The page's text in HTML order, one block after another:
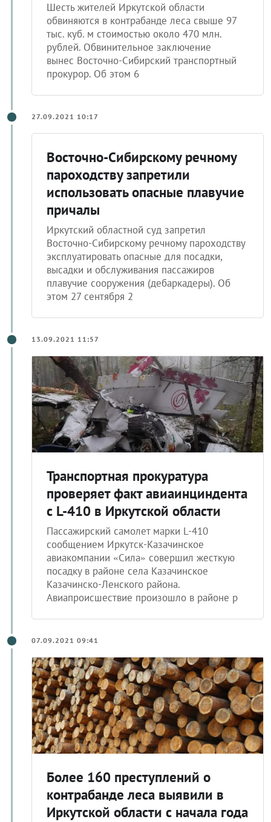
Шесть жителей Иркутской области
обвиняются в контрабанде леса свыше 97
тыс. куб. м стоимостью около 470 млн.
рублей. Обвинительное заключение
вынес Восточно-Сибирский транспортный
прокурор. Об этом 6
27.09.2021 10:17
Восточно-Сибирскому речному
пароходству запретили
использовать опасные плавучие
причалы
Иркутский областной суд запретил
Восточно-Сибирскому речному пароходству
эксплуатировать опасные для посадки,
высадки и обслуживания пассажиров
плавучие сооружения (дебаркадеры). Об
этом 27 сентября 2
13.09.2021 11:57
Транспортная прокуратура
проверяет факт авиаинциндента
с L-410 в Иркутской области
Пассажирский самолет марки L-410
сообщением Иркутск-Казачинское
авиакомпании «Сила» совершил жесткую
посадку в районе села Казачинское
Казачинско-Ленского района.
Авиапроисшествие произошло в районе р
07.09.2021 09:41
Более 160 преступлений о
контрабанде леса выявили в
Иркутской области с начала года